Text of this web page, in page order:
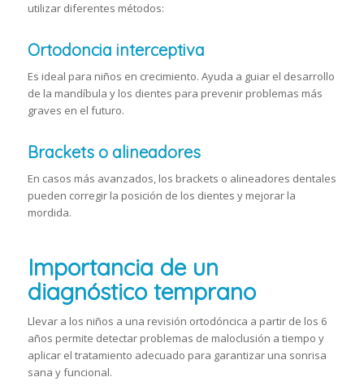
utilizar diferentes métodos:
Ortodoncia interceptiva
Es ideal para niños en crecimiento. Ayuda a guiar el desarrollo
de la mandíbula y los dientes para prevenir problemas más
graves en el futuro.
Brackets o alineadores
En casos más avanzados, los brackets o alineadores dentales
pueden corregir la posición de los dientes y mejorar la
mordida.
Importancia de un
diagnóstico temprano
Llevar a los niños a una revisión ortodóncica a partir de los 6
años permite detectar problemas de maloclusión a tiempo y
aplicar el tratamiento adecuado para garantizar una sonrisa
sana y funcional.